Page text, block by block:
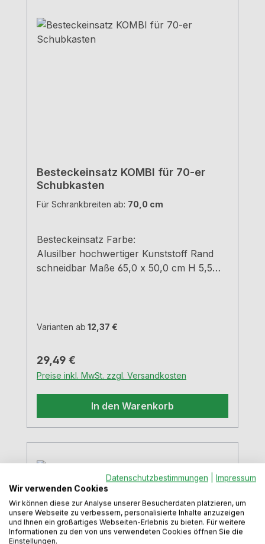
Besteckeinsatz KOMBI für 70-er
Schubkasten
Für Schrankbreiten ab: 70,0 cm
Besteckeinsatz Farbe:
Alusilber hochwertiger Kunststoff Rand
schneidbar Maße 65,0 x 50,0 cm H 5,5
Varianten ab 12,37 €
Regulärer Preis:
29,49 €
Preise inkl. MwSt. zzgl. Versandkosten
In den Warenkorb
Datenschutzbestimmungen
Impressum
Wir verwenden Cookies
Wir können diese zur Analyse unserer Besucherdaten platzieren, um
unsere Webseite zu verbessern, personalisierte Inhalte anzuzeigen
und Ihnen ein großartiges Webseiten-Erlebnis zu bieten. Für weitere
Informationen zu den von uns verwendeten Cookies öffnen Sie die
Einstellungen.